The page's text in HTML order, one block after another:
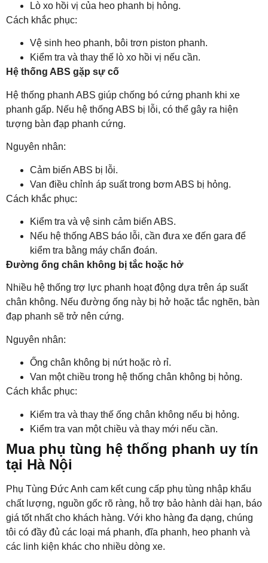
Lò xo hồi vị của heo phanh bị hỏng.
Cách khắc phục:
Vệ sinh heo phanh, bôi trơn piston phanh.
Kiểm tra và thay thế lò xo hồi vị nếu cần.
Hệ thống ABS gặp sự cố
Hệ thống phanh ABS giúp chống bó cứng phanh khi xe
phanh gấp. Nếu hệ thống ABS bị lỗi, có thể gây ra hiện
tượng bàn đạp phanh cứng.
Nguyên nhân:
Cảm biến ABS bị lỗi.
Van điều chỉnh áp suất trong bơm ABS bị hỏng.
Cách khắc phục:
Kiểm tra và vệ sinh cảm biến ABS.
Nếu hệ thống ABS báo lỗi, cần đưa xe đến gara để
kiểm tra bằng máy chẩn đoán.
Đường ống chân không bị tắc hoặc hở
Nhiều hệ thống trợ lực phanh hoạt động dựa trên áp suất
chân không. Nếu đường ống này bị hở hoặc tắc nghẽn, bàn
đạp phanh sẽ trở nên cứng.
Nguyên nhân:
Ống chân không bị nứt hoặc rò rỉ.
Van một chiều trong hệ thống chân không bị hỏng.
Cách khắc phục:
Kiểm tra và thay thế ống chân không nếu bị hỏng.
Kiểm tra van một chiều và thay mới nếu cần.
Mua phụ tùng hệ thống phanh uy tín
tại Hà Nội
Phụ Tùng Đức Anh cam kết cung cấp phụ tùng nhập khẩu
chất lượng, nguồn gốc rõ ràng, hỗ trợ bảo hành dài hạn, báo
giá tốt nhất cho khách hàng. Với kho hàng đa dạng, chúng
tôi có đầy đủ các loại má phanh, đĩa phanh, heo phanh và
các linh kiện khác cho nhiều dòng xe.